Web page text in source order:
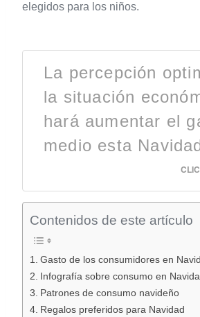
elegidos para los niños.
La percepción
la situación
hará aumentar el
medio esta
Contenidos de este artículo
Gasto de los consumidores en
Infografía sobre consumo en
Patrones de consumo navideño
Regalos preferidos para Navidad